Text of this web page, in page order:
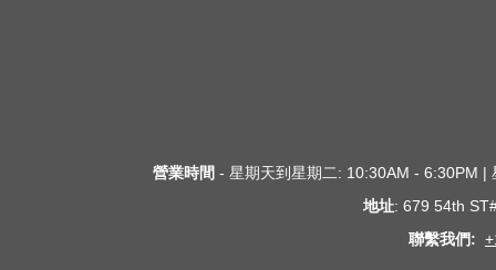
營業時間 - 星期天到星期二: 10:30AM - 6:30PM |
地址: 679 54th
聯繫我們: